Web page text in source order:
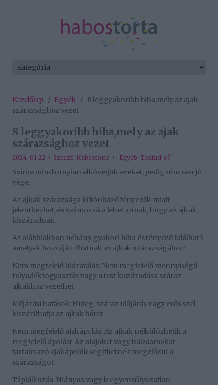
Kezdőlap / Egyéb / 8 leggyakoribb hiba,mely az ajak
szárazsághoz vezet
8 leggyakoribb hiba,mely az ajak
szárazsághoz vezet
2024-01-22 / Szerző: Habostorta / Egyéb, Tudtad-e?
Szinte mindannyian elkövetjük ezeket, pedig nincsen jó
vége.
Az ajkak szárazsága különböző tényezők miatt
jelentkezhet, és számos oka lehet annak, hogy az ajkak
kiszáradnak.
Az alábbiakban néhány gyakori hiba és tényező található,
amelyek hozzájárulhatnak az ajkak szárazságához:
Nem megfelelő hidratálás: Nem megfelelő mennyiségű
folyadékfogyasztás vagy a test kiszáradása száraz
ajkakhoz vezethet.
Időjárási hatások: Hideg, száraz időjárás vagy erős szél
kiszáríthatja az ajkak bőrét.
Nem megfelelő ajakápolás: Az ajkak nélkülözhetik a
megfelelő ápolást. Az olajokat vagy balzsamokat
tartalmazó ajakápolók segíthetnek megelőzni a
szárazságot.
Táplálkozás: Hiányos vagy kiegyensúlyozatlan